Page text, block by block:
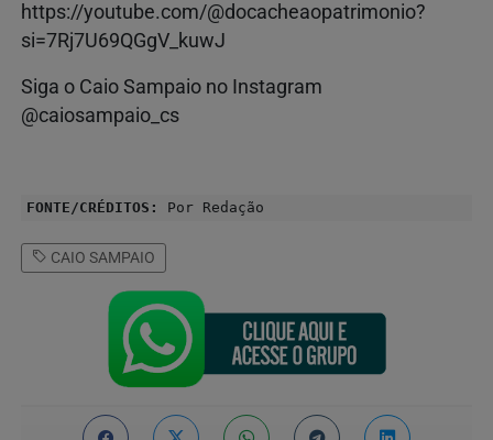
https://youtube.com/@docacheaopatrimonio?
si=7Rj7U69QGgV_kuwJ
Siga o Caio Sampaio no Instagram
@caiosampaio_cs
FONTE/CRÉDITOS: Por Redação
CAIO SAMPAIO